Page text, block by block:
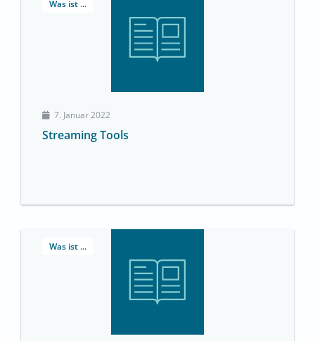
Was ist ...
7. Januar 2022
Streaming Tools
Was ist ...